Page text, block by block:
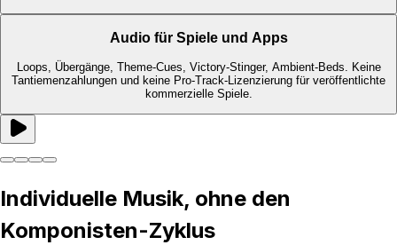
Audio für Spiele und Apps
Loops, Übergänge, Theme-Cues, Victory-Stinger, Ambient-Beds. Keine
Tantiemenzahlungen und keine Pro-Track-Lizenzierung für veröffentlichte
kommerzielle Spiele.
Individuelle Musik, ohne den
Komponisten-Zyklus